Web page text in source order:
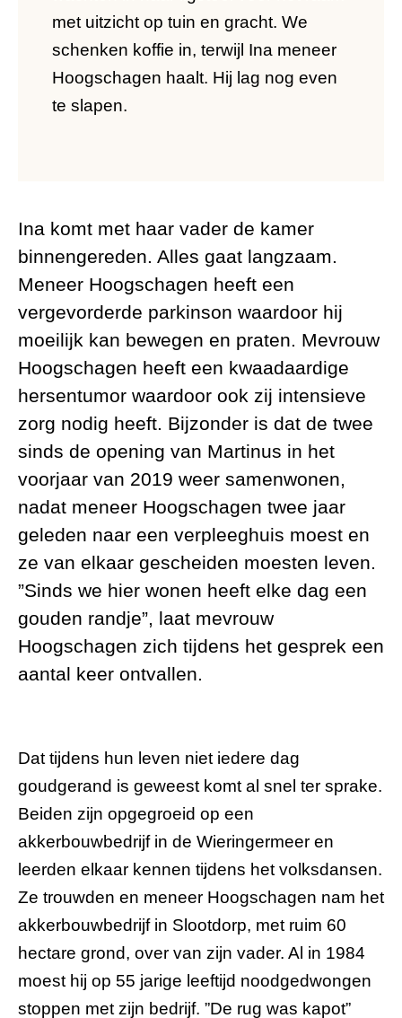
met uitzicht op tuin en gracht. We
schenken koffie in, terwijl Ina meneer
Hoogschagen haalt. Hij lag nog even
te slapen.
Ina komt met haar vader de kamer
binnengereden. Alles gaat langzaam.
Meneer Hoogschagen heeft een
vergevorderde parkinson waardoor hij
moeilijk kan bewegen en praten. Mevrouw
Hoogschagen heeft een kwaadaardige
hersentumor waardoor ook zij intensieve
zorg nodig heeft. Bijzonder is dat de twee
sinds de opening van Martinus in het
voorjaar van 2019 weer samenwonen,
nadat meneer Hoogschagen twee jaar
geleden naar een verpleeghuis moest en
ze van elkaar gescheiden moesten leven.
”Sinds we hier wonen heeft elke dag een
gouden randje”, laat mevrouw
Hoogschagen zich tijdens het gesprek een
aantal keer ontvallen.
Dat tijdens hun leven niet iedere dag
goudgerand is geweest komt al snel ter sprake.
Beiden zijn opgegroeid op een
akkerbouwbedrijf in de Wieringermeer en
leerden elkaar kennen tijdens het volksdansen.
Ze trouwden en meneer Hoogschagen nam het
akkerbouwbedrijf in Slootdorp, met ruim 60
hectare grond, over van zijn vader. Al in 1984
moest hij op 55 jarige leeftijd noodgedwongen
stoppen met zijn bedrijf. ”De rug was kapot”